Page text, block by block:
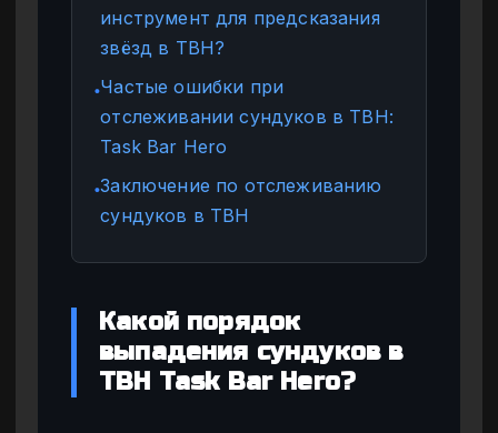
инструмент для предсказания
звёзд в TBH?
●Частые ошибки при
отслеживании сундуков в TBH:
Task Bar Hero
●Заключение по отслеживанию
сундуков в TBH
Какой порядок
выпадения сундуков в
TBH Task Bar Hero?